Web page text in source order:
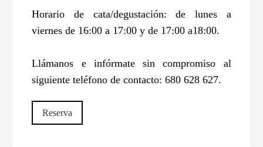
Horario de cata/degustación: de lunes a
viernes de 16:00 a 17:00 y de 17:00 a18:00.
Llámanos e infórmate sin compromiso al
siguiente teléfono de contacto: 680 628 627.
Reserva